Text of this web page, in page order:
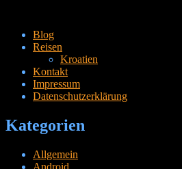
Zum
Inhalt
Blog
Reisen
Kroatien
Kontakt
Impressum
Datenschutzerklärung
Kategorien
Allgemein
Android